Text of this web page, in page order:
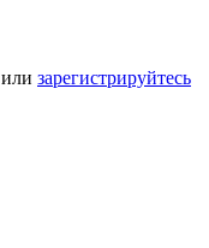
или зарегистрируйтесь